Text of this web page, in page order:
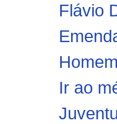
Flávio
Ir ao